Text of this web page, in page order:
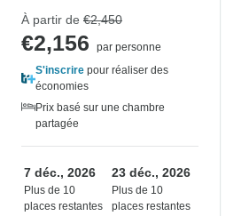
À partir de €2,450
€2,156
par personne
S'inscrire pour réaliser des
économies
Prix basé sur une chambre
partagée
7 déc., 2026
Plus de 10
places restantes
23 déc., 2026
Plus de 10
places restantes